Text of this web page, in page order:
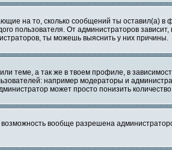
на то, сколько сообщений ты оставил(а)
пользователя. От администраторов
ты можешь выяснить у них причины.
теме, а так же в твоем профиле, в
например модераторы и
может просто понизить
вообще разрешена